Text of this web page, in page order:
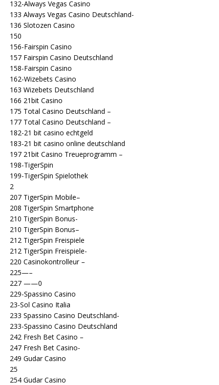
132-Always Vegas Casino
133 Always Vegas Casino Deutschland-
136 Slotozen Casino
150
156-Fairspin Casino
157 Fairspin Casino Deutschland
158-Fairspin Casino
162-Wizebets Casino
163 Wizebets Deutschland
166 21bit Casino
175 Total Casino Deutschland –
177 Total Casino Deutschland –
182-21 bit casino echtgeld
183-21 bit casino online deutschland
197 21bit Casino Treueprogramm –
198-TigerSpin
199-TigerSpin Spielothek
2
207 TigerSpin Mobile–
208 TigerSpin Smartphone
210 TigerSpin Bonus-
210 TigerSpin Bonus–
212 TigerSpin Freispiele
212 TigerSpin Freispiele-
220 Casinokontrolleur –
225—–
227 ——0
229-Spassino Casino
23-Sol Casino Italia
233 Spassino Casino Deutschland-
233-Spassino Casino Deutschland
242 Fresh Bet Casino –
247 Fresh Bet Casino-
249 Gudar Casino
25
254 Gudar Casino